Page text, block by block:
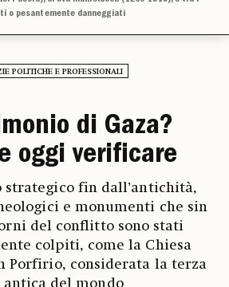
o pesantemente danneggiati
POLITICHE E PROFESSIONALI
di Gaza?
oggi verificare
fin dall’antichità,
e monumenti che sin
del conflitto sono stati
colpiti, come la Chiesa
Porfirio, considerata la terza
antica del mondo